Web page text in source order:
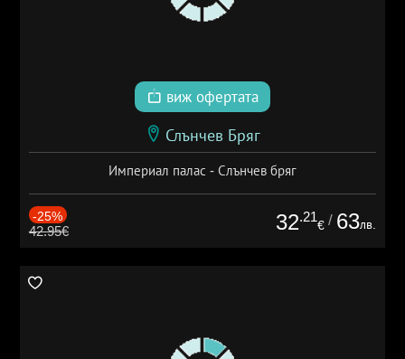
виж офертата
Слънчев Бряг
Империал палас - Слънчев бряг
-25%
42.95€ 32.21
€ / 63лв.